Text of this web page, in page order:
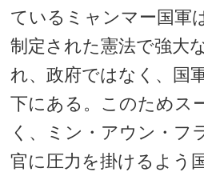
ているミャンマー国軍
制定された憲法で強大
れ、政府ではなく、国
下にある。このためス
く、ミン・アウン・フ
官に圧力を掛けるよう